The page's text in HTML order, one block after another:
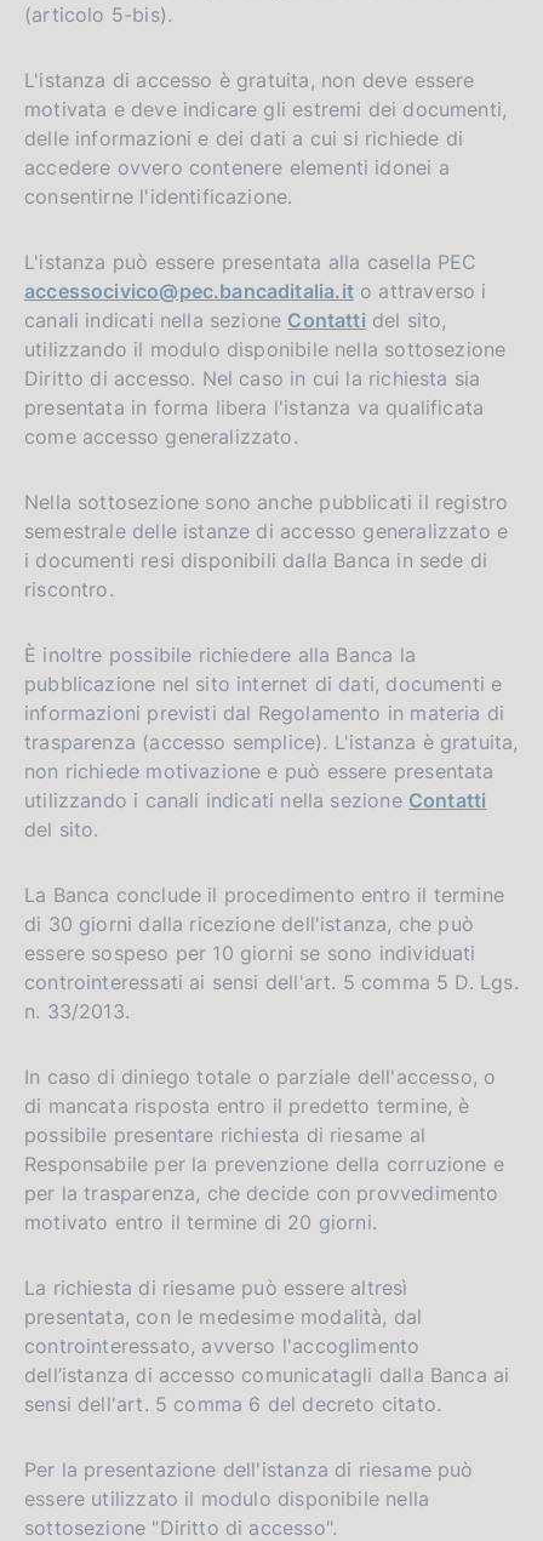
(articolo 5-bis).
L'istanza di accesso è gratuita, non deve essere
motivata e deve indicare gli estremi dei documenti,
delle informazioni e dei dati a cui si richiede di
accedere ovvero contenere elementi idonei a
consentirne l'identificazione.
L'istanza può essere presentata alla casella PEC
accessocivico@pec.bancaditalia.ito attraverso i
canali indicati nella sezione Contatti del sito,
utilizzando il modulo disponibile nella sottosezione
Diritto di accesso. Nel caso in cui la richiesta sia
presentata in forma libera l'istanza va qualificata
come accesso generalizzato.
Nella sottosezione sono anche pubblicati il registro
semestrale delle istanze di accesso generalizzato e
i documenti resi disponibili dalla Banca in sede di
riscontro.
È inoltre possibile richiedere alla Banca la
pubblicazione nel sito internet di dati, documenti e
informazioni previsti dal Regolamento in materia di
trasparenza (accesso semplice). L'istanza è gratuita,
non richiede motivazione e può essere presentata
utilizzando i canali indicati nella sezione Contatti
del sito.
La Banca conclude il procedimento entro il termine
di 30 giorni dalla ricezione dell'istanza, che può
essere sospeso per 10 giorni se sono individuati
controinteressati ai sensi dell'art. 5 comma 5 D. Lgs.
n. 33/2013.
In caso di diniego totale o parziale dell'accesso, o
di mancata risposta entro il predetto termine, è
possibile presentare richiesta di riesame al
Responsabile per la prevenzione della corruzione e
per la trasparenza, che decide con provvedimento
motivato entro il termine di 20 giorni.
La richiesta di riesame può essere altresì
presentata, con le medesime modalità, dal
controinteressato, avverso l'accoglimento
dell’istanza di accesso comunicatagli dalla Banca ai
sensi dell'art. 5 comma 6 del decreto citato.
Per la presentazione dell'istanza di riesame può
essere utilizzato il modulo disponibile nella
sottosezione "Diritto di accesso".